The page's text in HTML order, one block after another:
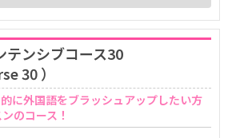
テンシブコース30
30 ）
に外国語をブラッシュアップしたい方
のコース！